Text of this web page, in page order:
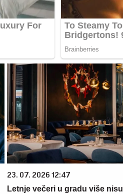
23. 07. 2026 12:47
Letnje večeri u gradu više nisu